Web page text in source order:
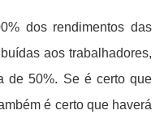
dos rendimentos das
aos trabalhadores,
de 50%. Se é certo que
é certo que haverá